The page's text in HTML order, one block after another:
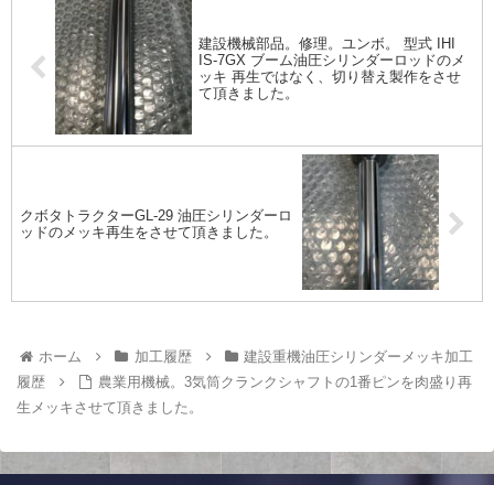
建設機械部品。修理。ユンボ。 型式 IHI
IS-7GX ブーム油圧シリンダーロッドのメ
ッキ 再生ではなく、切り替え製作をさせ
て頂きました。
クボタトラクターGL-29 油圧シリンダーロ
ッドのメッキ再生をさせて頂きました。
ホーム 加工履歴
建設重機油圧シリンダーメッキ加工
履歴
農業用機械。3気筒クランクシャフトの1番ピンを肉盛り再
生メッキさせて頂きました。